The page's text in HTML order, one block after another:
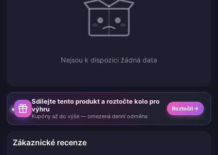
Nejsou k dispozici žádná data
Sdílejte tento produkt a roztočte kolo pro
výhru
Kupóny až do výše — omezená denní odměna
Roztočit
Zákaznické recenze